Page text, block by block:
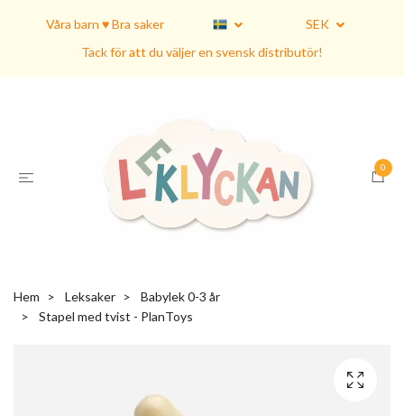
Våra barn ♥ Bra saker
SEK
Tack för att du väljer en svensk distributör!
0
Hem Leksaker
Babylek 0-3 år
Stapel med tvist - PlanToys